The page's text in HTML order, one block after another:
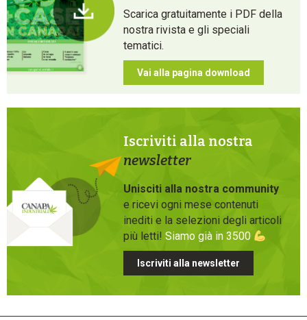
Scarica gratuitamente i PDF della
nostra rivista e gli speciali
tematici.
Vai alla pagina download
Iscriviti alla nostra
newsletter
Unisciti alla nostra community
e ricevi ogni mese contenuti
inediti e la selezioni degli articoli
più letti! Siamo già in 3500
Iscriviti alla newsletter